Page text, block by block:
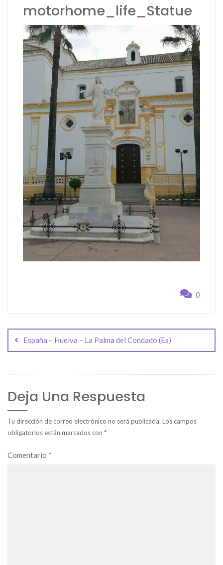
motorhome_life_Statue
0
de
entradas
España – Huelva – La Palma del Condado (Es)
Deja Una Respuesta
Tu dirección de correo electrónico no será publicada. Los campos
obligatorios están marcados con *
Comentario *